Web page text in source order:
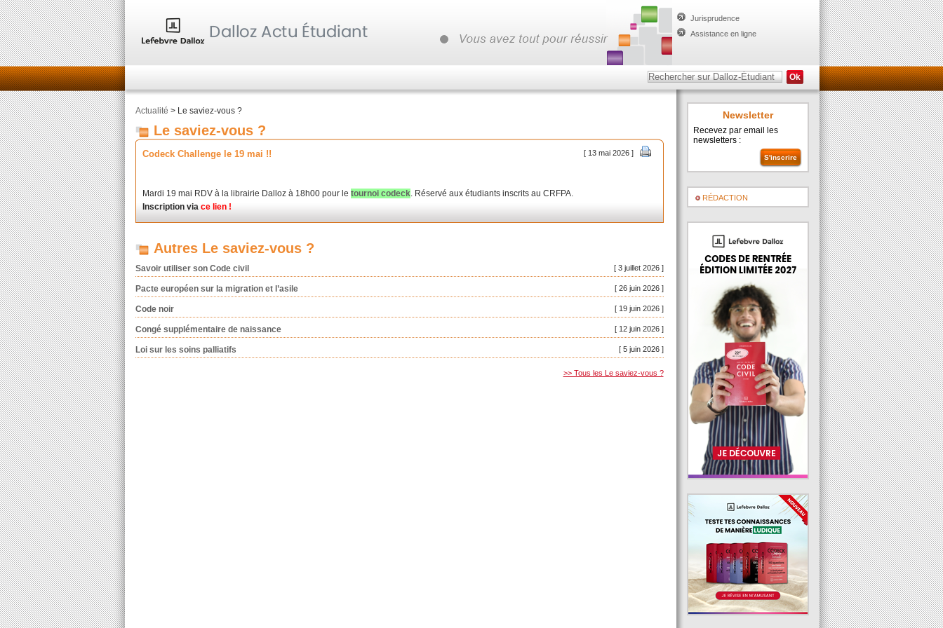
Jurisprudence
Assistance en ligne
Actualité > Le saviez-vous ?
Le saviez-vous ?
[ 13 mai 2026 ]
Codeck Challenge le 19 mai !!
Mardi 19 mai RDV à la librairie Dalloz à 18h00 pour letournoi codeck. Réservé aux étudiants inscrits au CRFPA.
Inscription viace lien !
Autres Le saviez-vous ?
[ 3 juillet 2026 ]
Savoir utiliser son Code civil
[ 26 juin 2026 ]
Pacte européen sur la migration et l’asile
[ 19 juin 2026 ]
Code noir
[ 12 juin 2026 ]
Congé supplémentaire de naissance
[ 5 juin 2026 ]
Loi sur les soins palliatifs
>> Tous les Le saviez-vous ?
Newsletter
Recevez par email les
newsletters :
RÉDACTION